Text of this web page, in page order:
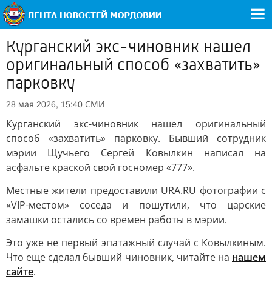
Курганский экс-чиновник нашел
оригинальный способ «захватить»
парковку
28 мая 2026, 15:40 СМИ
Курганский экс-чиновник нашел оригинальный
способ «захватить» парковку. Бывший сотрудник
мэрии Щучьего Сергей Ковылкин написал на
асфальте краской свой госномер «777».
Местные жители предоставили URA.RU фотографии с
«VIP-местом» соседа и пошутили, что царские
замашки остались со времен работы в мэрии.
Это уже не первый эпатажный случай с Ковылкиным.
Что еще сделал бывший чиновник, читайте на нашем
сайте.